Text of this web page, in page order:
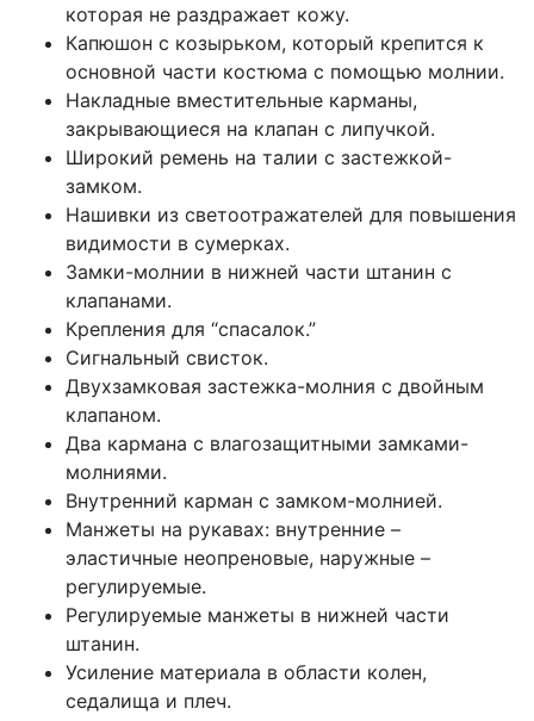
которая не раздражает кожу.
Капюшон с козырьком, который крепится к
основной части костюма с помощью молнии.
Накладные вместительные карманы,
закрывающиеся на клапан с липучкой.
Широкий ремень на талии с застежкой-
замком.
Нашивки из светоотражателей для повышения
видимости в сумерках.
Замки-молнии в нижней части штанин с
клапанами.
Крепления для “спасалок.”
Сигнальный свисток.
Двухзамковая застежка-молния с двойным
клапаном.
Два кармана с влагозащитными замками-
молниями.
Внутренний карман с замком-молнией.
Манжеты на рукавах: внутренние –
эластичные неопреновые, наружные –
регулируемые.
Регулируемые манжеты в нижней части
штанин.
Усиление материала в области колен,
седалища и плеч.